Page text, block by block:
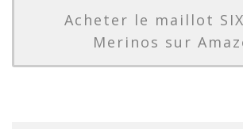
Acheter le maillot
Merinos sur